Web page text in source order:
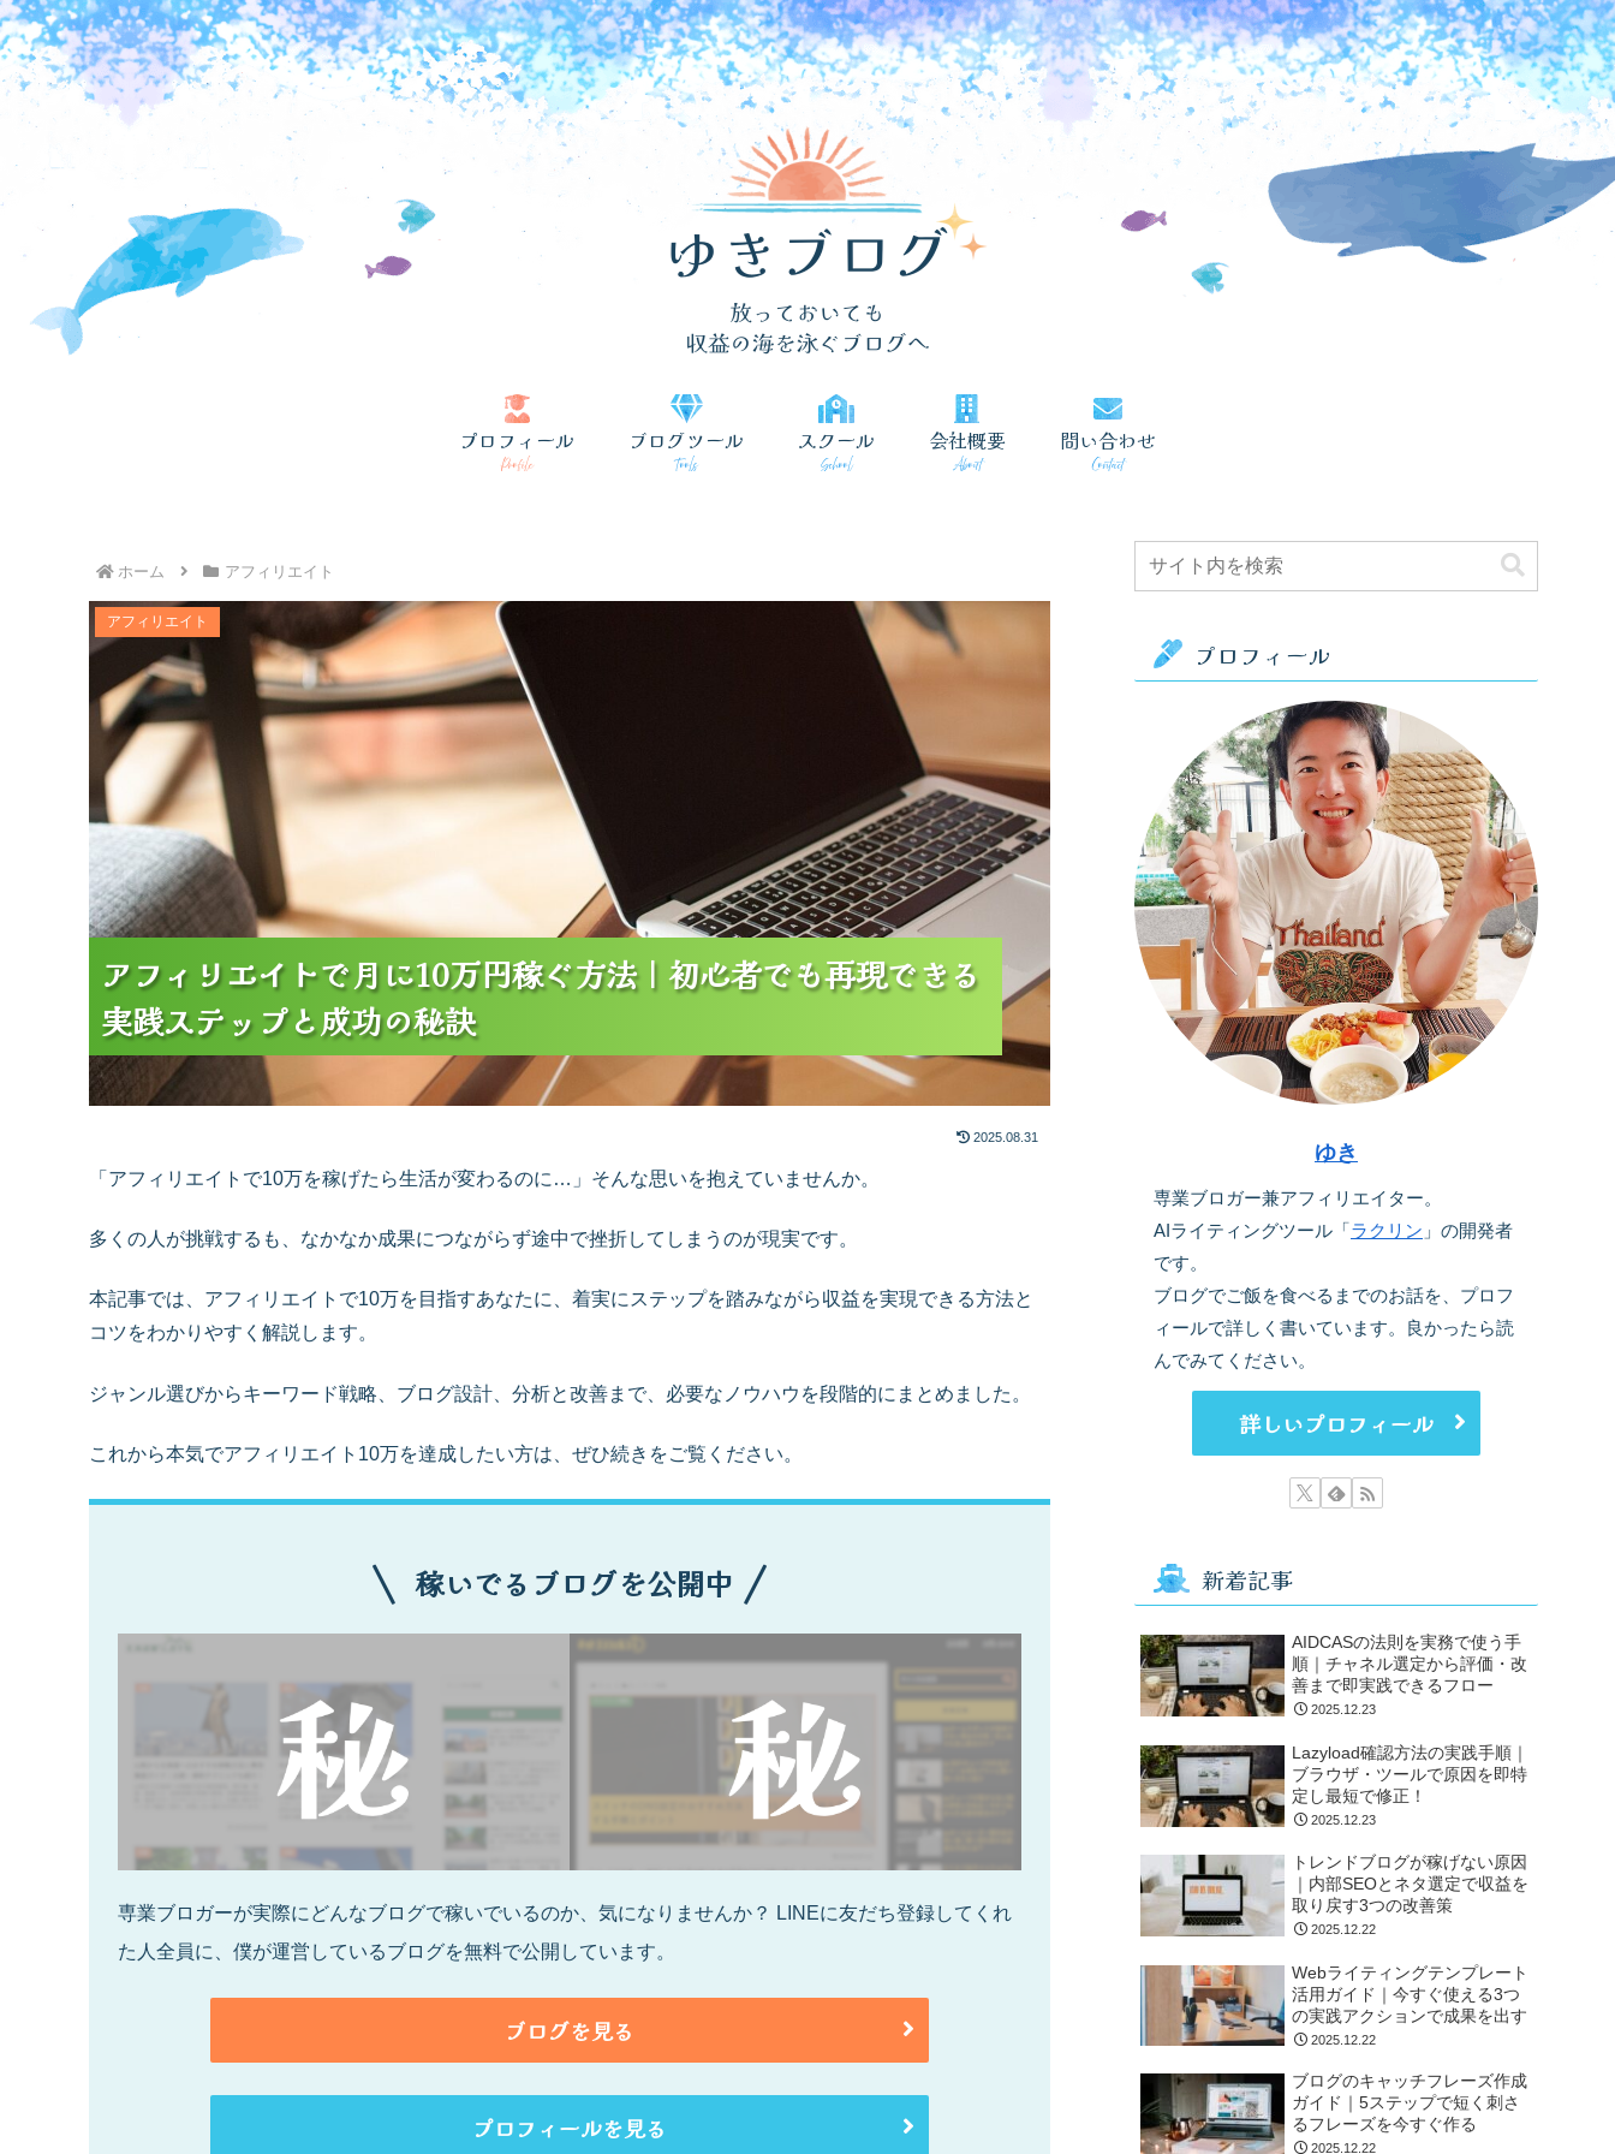
プロフィール
Profile
ブログツール
Tools
スクール
School
会社概要
About
問い合わせ
Contact
ホーム アフィリエイト
アフィリエイトで月に10万円稼ぐ方法｜初心者でも再現できる実践ステップと成功の秘訣
アフィリエイトで月に10万円稼ぐ方法｜初心者でも再現できる
実践ステップと成功の秘訣
アフィリエイトで月に10万円稼ぐ方法｜初心者でも再現できる
実践ステップと成功の秘訣
アフィリエイトで月に10万円稼ぐ方法｜初心者でも再現できる
実践ステップと成功の秘訣
アフィリエイト
2025.08.31
「アフィリエイトで10万を稼げたら生活が変わるのに…」そんな思いを抱えていませんか。
多くの人が挑戦するも、なかなか成果につながらず途中で挫折してしまうのが現実です。
本記事では、アフィリエイトで10万を目指すあなたに、着実にステップを踏みながら収益を実現できる方法と
コツをわかりやすく解説します。
ジャンル選びからキーワード戦略、ブログ設計、分析と改善まで、必要なノウハウを段階的にまとめました。
これから本気でアフィリエイト10万を達成したい方は、ぜひ続きをご覧ください。
稼いでるブログを公開中
専業ブロガーが実際にどんなブログで稼いでいるのか、気になりませんか？ LINEに友だち登録してくれ
た人全員に、僕が運営しているブログを無料で公開しています。
ブログを見る
プロフィールを見る
プロフィール
ゆき
専業ブロガー兼アフィリエイター。
AIライティングツール「ラクリン 」の開発者
です。
ブログでご飯を食べるまでのお話を、プロフ
ィールで詳しく書いています。良かったら読
んでみてください。
詳しいプロフィール
新着記事
AIDCASの法則を実務で使う手
順｜チャネル選定から評価・改
善まで即実践できるフロー
2025.12.23
Lazyload確認方法の実践手順｜
ブラウザ・ツールで原因を即特
定し最短で修正！
2025.12.23
トレンドブログが稼げない原因
｜内部SEOとネタ選定で収益を
取り戻す3つの改善策
2025.12.22
Webライティングテンプレート
活用ガイド｜今すぐ使える3つ
の実践アクションで成果を出す
2025.12.22
ブログのキャッチフレーズ作成
ガイド｜5ステップで短く刺さ
るフレーズを今すぐ作る
2025.12.22